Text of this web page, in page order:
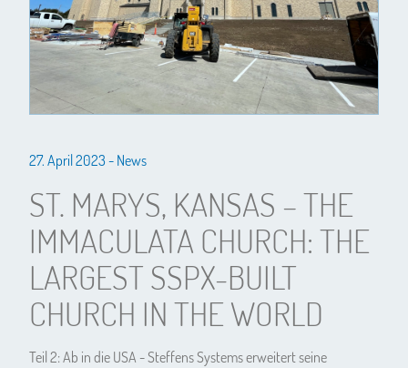
27. April 2023 - News
ST. MARYS, KANSAS – THE
IMMACULATA CHURCH: THE
LARGEST SSPX-BUILT
CHURCH IN THE WORLD
Teil 2: Ab in die USA - Steffens Systems erweitert seine